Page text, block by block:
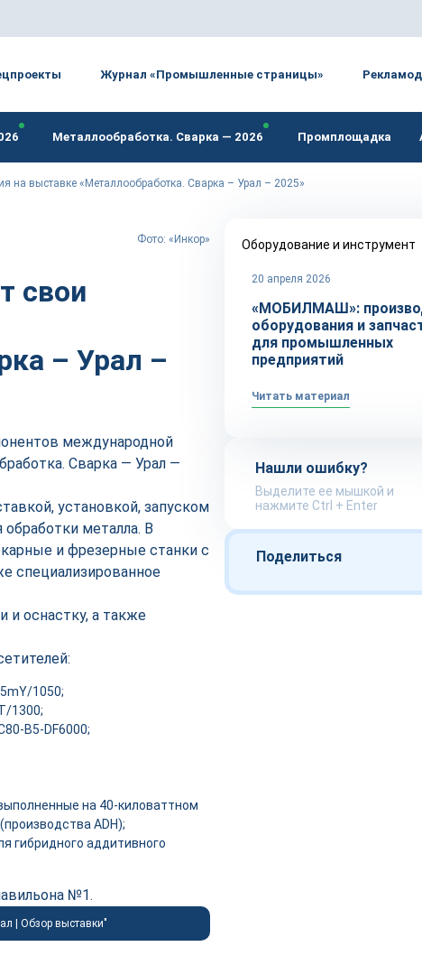
Журнал «Промышленные страницы»
Металлообработка. Сварка — 2026 Промплощадка
на выставке «Металлообработка. Сварка – Урал – 2025»
Фото: «Инкор»
свои
– Урал –
международной
Сварка — Урал —
установкой, запуском
металла. В
и фрезерные станки с
специализированное
и оснастку, а также
1050;
1300;
B5-DF6000;
на 40-киловаттном
ADH);
гибридного аддитивного
№1.
| Обзор выставки"
Оборудование и инструмент
20 апреля 2026
«МОБИЛМАШ»:
оборудования и
для промышленных
предприятий
Читать материал
Нашли ошибку?
Выделите ее мышкой и
нажмите Ctrl + Enter
Поделиться